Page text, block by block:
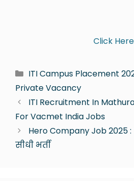
Click Here
ITI Campus Placement
Private Vacancy
ITI Recruitment In
For Vacmet India Jobs
Hero Company Job 2025
सीधी भर्ती